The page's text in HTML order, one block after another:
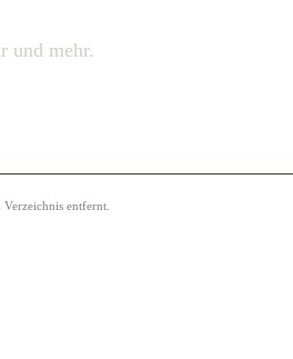
und mehr.
entfernt.